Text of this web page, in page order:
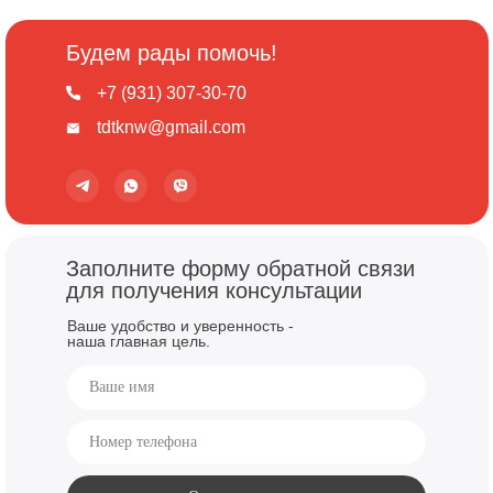
ЖК "ЛесАрт"
2023 год реализации
Напольные конвекторы серии KPZ.
Заполните форму обратной связи
для получения консультации
Ваше удобство и уверенность -
наша главная цель.
Будем рады помочь!
+7 (931) 307-30-70
tdtknw@gmail.com